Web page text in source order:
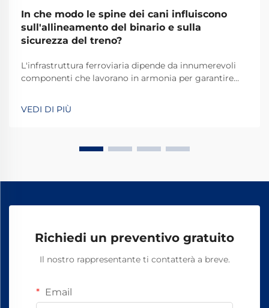
In che modo le spine dei cani influiscono
sull'allineamento del binario e sulla
sicurezza del treno?
L'infrastruttura ferroviaria dipende da innumerevoli
componenti che lavorano in armonia per garantire
elementi fondamentali, la spina per rotaie
rappresenta uno dei sistemi di fissaggio più basilari
VEDI DI PIÙ
Richiedi un preventivo gratuito
Il nostro rappresentante ti contatterà a breve.
Email